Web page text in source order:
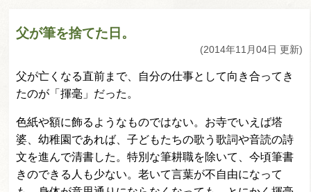
父が筆を捨てた日。
(2014年11月04日 更新)
父が亡くなる直前まで、自分の仕事として向き合ってき
たのが「揮毫」だった。
色紙や額に飾るようなものではない。お寺でいえば塔
婆、幼稚園であれば、子どもたちの歌う歌詞や音読の詩
文を進んで清書した。特別な筆耕職を除いて、今頃筆書
きのできる人も少ない。老いて言葉が不自由になって